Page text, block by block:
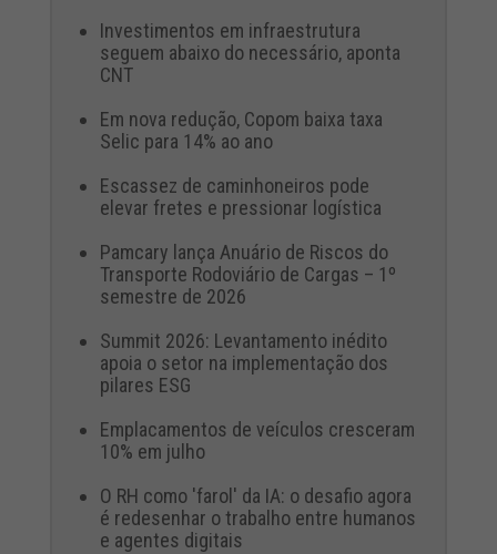
Investimentos em infraestrutura
seguem abaixo do necessário, aponta
CNT
Em nova redução, Copom baixa taxa
Selic para 14% ao ano
Escassez de caminhoneiros pode
elevar fretes e pressionar logística
Pamcary lança Anuário de Riscos do
Transporte Rodoviário de Cargas – 1º
semestre de 2026
Summit 2026: Levantamento inédito
apoia o setor na implementação dos
pilares ESG
Emplacamentos de veículos cresceram
10% em julho
O RH como 'farol' da IA: o desafio agora
é redesenhar o trabalho entre humanos
e agentes digitais